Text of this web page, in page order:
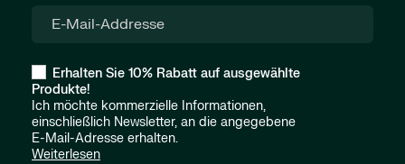
Erhalten Sie 10% Rabatt auf ausgewählte
Produkte!
Ich möchte kommerzielle Informationen,
einschließlich Newsletter, an die angegebene
E-Mail-Adresse erhalten.
Weiterlesen